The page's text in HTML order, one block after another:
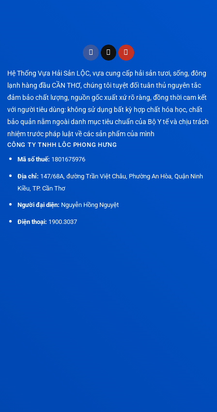
Hệ Thống Vựa Hải Sản LỘC, vựa cung cấp hải sản tươi, sống, đông
lạnh hàng đầu CẦN THƠ, chúng tôi tuyệt đối tuân thủ nguyên tắc
đảm bảo chất lượng, nguồn gốc xuất xứ rõ ràng, đồng thời cam kết
với người tiêu dùng: không sử dụng bất kỳ hợp chất hóa học, chất
bảo quản nằm ngoài danh mục tiêu chuẩn của Bộ Y tế và chịu trách
nhiệm trước pháp luật về các sản phẩm của mình
CÔNG TY TNHH LÔC PHONG HƯNG
Mã số thuế: 1801675976
Địa chỉ: 147/68A, đường Trần Việt Châu, Phường An Hòa, Quận Ninh
Kiều, TP. Cần Thơ
Người đại diện: Nguyễn Hồng Nguyệt
Điện thoại: 1900.3037